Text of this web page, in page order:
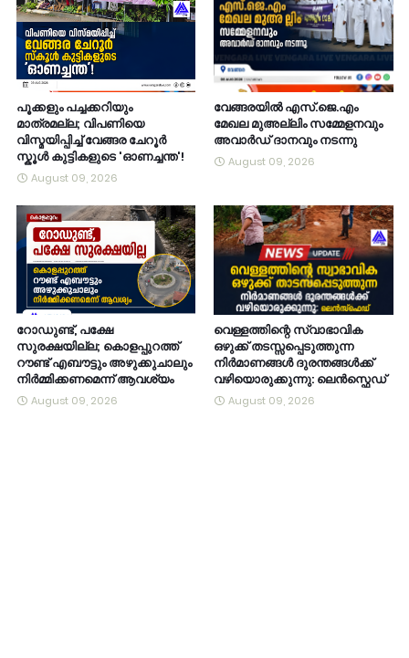
പൂക്കളും പച്ചക്കറിയും
മാത്രമല്ല; വിപണിയെ
വിസ്മയിപ്പിച്ച് വേങ്ങര ചേറൂർ
സ്കൂൾ കുട്ടികളുടെ 'ഓണച്ചന്ത'!
August 09, 2026
വേങ്ങരയിൽ എസ്.ജെ.എം
മേഖല മുഅല്ലിം സമ്മേളനവും
അവാർഡ് ദാനവും നടന്നു
August 09, 2026
റോഡുണ്ട്, പക്ഷേ
സുരക്ഷയില്ല; കൊളപ്പുറത്ത്
റൗണ്ട് എബൗട്ടും അഴുക്കുചാലും
നിർമ്മിക്കണമെന്ന് ആവശ്യം
August 09, 2026
വെള്ളത്തിന്റെ സ്വാഭാവിക
ഒഴുക്ക് തടസ്സപ്പെടുത്തുന്ന
നിർമാണങ്ങൾ ദുരന്തങ്ങൾക്ക്
വഴിയൊരുക്കുന്നു: ലെൻസ്ഫെഡ്
August 09, 2026